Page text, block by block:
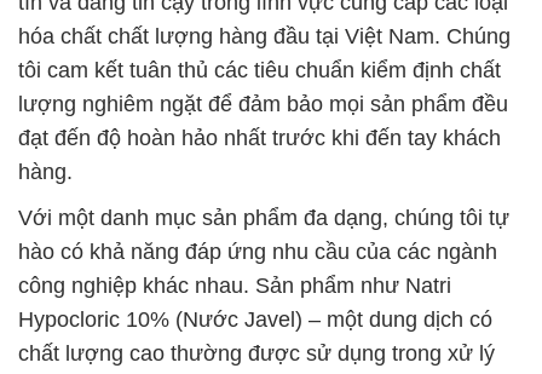
hóa chất chất lượng hàng đầu tại Việt Nam. Chúng
tôi cam kết tuân thủ các tiêu chuẩn kiểm định chất
lượng nghiêm ngặt để đảm bảo mọi sản phẩm đều
đạt đến độ hoàn hảo nhất trước khi đến tay khách
hàng.
Với một danh mục sản phẩm đa dạng, chúng tôi tự
hào có khả năng đáp ứng nhu cầu của các ngành
công nghiệp khác nhau. Sản phẩm như Natri
Hypocloric 10% (Nước Javel) – một dung dịch có
chất lượng cao thường được sử dụng trong xử lý